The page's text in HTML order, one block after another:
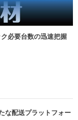
必要台数の迅速把握
な配送プラットフォー